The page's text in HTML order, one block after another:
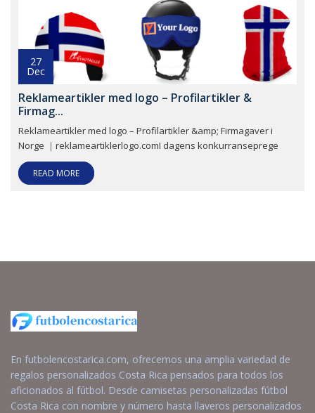
27
Dec
Reklameartikler med logo – Profilartikler &
Firmag...
Reklameartikler med logo – Profilartikler &amp; Firmagaver i
Norge ｜reklameartiklerlogo.comI dagens konkurranseprege
READ MORE
En futbolencostarica.com, ofrecemos una amplia variedad de
regalos personalizados Costa Rica pensados para todos los
aficionados al fútbol. Desde camisetas personalizadas fútbol
Costa Rica con nombre y número hasta llaveros personalizados